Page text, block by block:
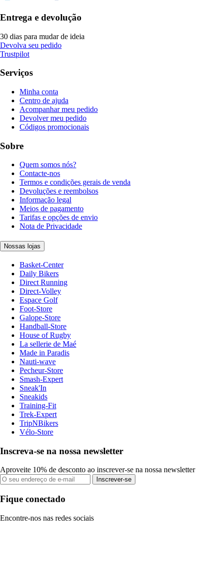
Entrega e devolução
30 dias para mudar de ideia
Devolva seu pedido
Trustpilot
Serviços
Minha conta
Centro de ajuda
Acompanhar meu pedido
Devolver meu pedido
Códigos promocionais
Sobre
Quem somos nós?
Contacte-nos
Termos e condições gerais de venda
Devoluções e reembolsos
Informação legal
Meios de pagamento
Tarifas e opções de envio
Nota de Privacidade
Nossas lojas
Basket-Center
Daily Bikers
Direct Running
Direct-Volley
Espace Golf
Foot-Store
Galope-Store
Handball-Store
House of Rugby
La sellerie de Maé
Made in Paradis
Nauti-wave
Pecheur-Store
Smash-Expert
Sneak'In
Sneakids
Training-Fit
Trek-Expert
TripNBikers
Vélo-Store
Inscreva-se na nossa newsletter
Aproveite 10% de desconto ao inscrever-se na nossa newsletter
Inscrever-se
Fique conectado
Encontre-nos nas redes sociais